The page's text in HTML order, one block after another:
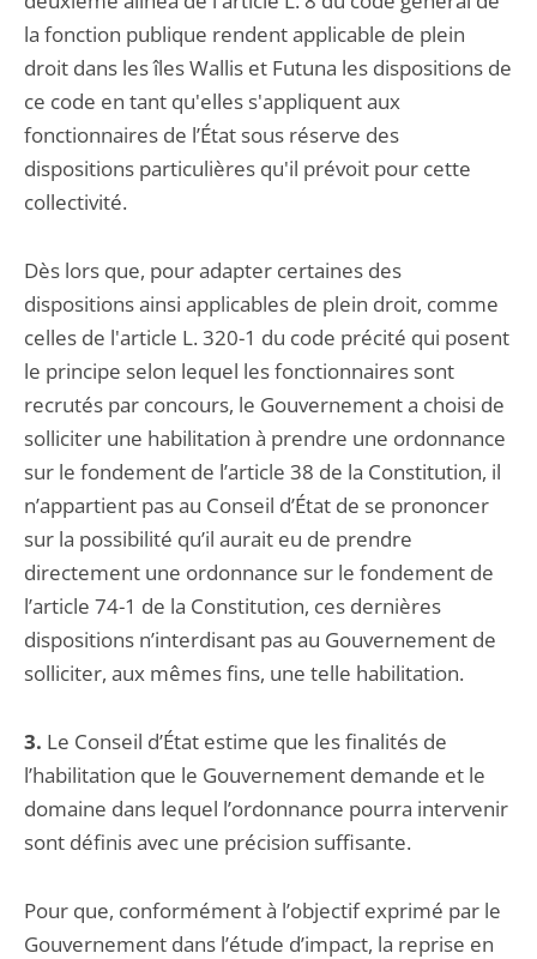
la fonction publique rendent applicable de plein
droit dans les îles Wallis et Futuna les dispositions de
ce code en tant qu'elles s'appliquent aux
fonctionnaires de l’État sous réserve des
dispositions particulières qu'il prévoit pour cette
collectivité.
Dès lors que, pour adapter certaines des
dispositions ainsi applicables de plein droit, comme
celles de l'article L. 320-1 du code précité qui posent
le principe selon lequel les fonctionnaires sont
recrutés par concours, le Gouvernement a choisi de
solliciter une habilitation à prendre une ordonnance
sur le fondement de l’article 38 de la Constitution, il
n’appartient pas au Conseil d’État de se prononcer
sur la possibilité qu’il aurait eu de prendre
directement une ordonnance sur le fondement de
l’article 74-1 de la Constitution, ces dernières
dispositions n’interdisant pas au Gouvernement de
solliciter, aux mêmes fins, une telle habilitation.
3. Le Conseil d’État estime que les finalités de
l’habilitation que le Gouvernement demande et le
domaine dans lequel l’ordonnance pourra intervenir
sont définis avec une précision suffisante.
Pour que, conformément à l’objectif exprimé par le
Gouvernement dans l’étude d’impact, la reprise en